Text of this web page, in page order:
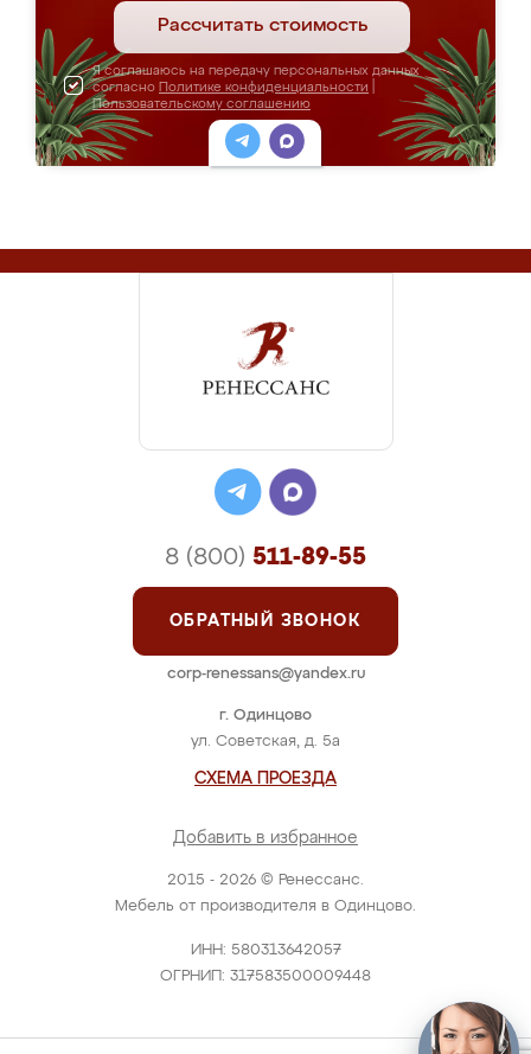
Рассчитать стоимость
Я соглашаюсь на передачу персональных данных
согласно Политике конфиденциальности
Пользовательскому соглашению
2015 - 2026 © Ренессанс.
Мебель от производителя в Одинцово.
ИНН: 580313642057
ОГРНИП: 317583500009448
г. Одинцово
ул. Советская, д. 5а
СХЕМА ПРОЕЗДА
Добавить в избранное
8 (800) 511-89-55
ОБРАТНЫЙ ЗВОНОК
corp-renessans@yandex.ru